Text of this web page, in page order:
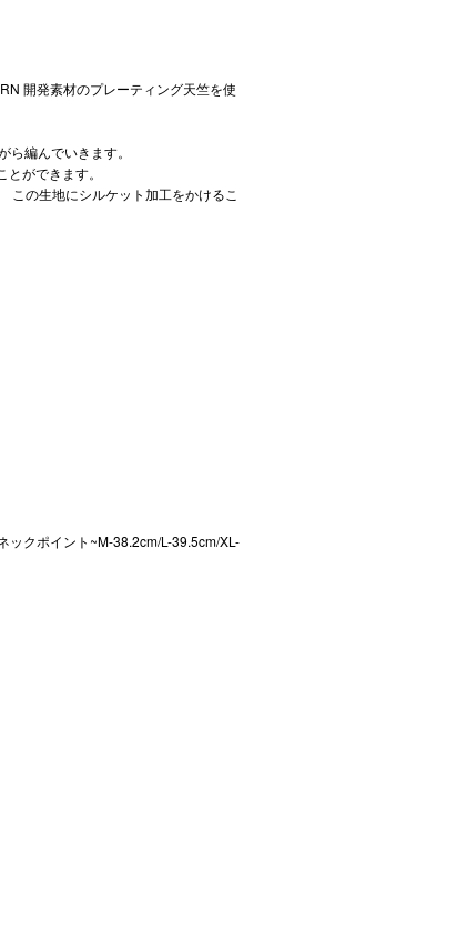
開発素材のプレーティング天竺を使
編んでいきます。
ができます。
この生地にシルケット加工をかけるこ
ックポイント~M-38.2cm/L-39.5cm/XL-